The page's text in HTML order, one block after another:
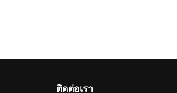
ติดต่อเรา